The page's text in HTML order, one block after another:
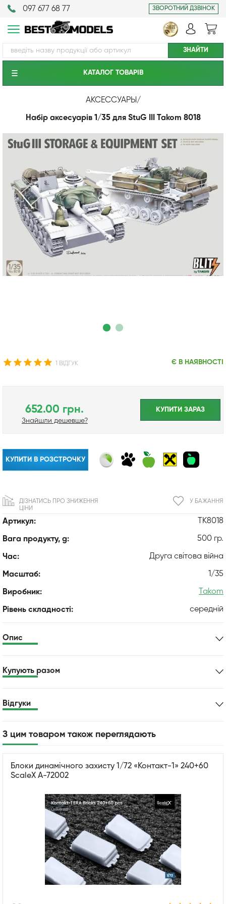
097 677 68 77 ЗВОРОТНИЙ ДЗВІНОК
КАТАЛОГ ТОВАРIВ
АКСЕССУАРЫ /
Набір аксесуарів 1/35 для StuG III Takom 8018
1 ВІДГУК Є В НАЯВНОСТІ
Артикул: TK8018
Вага продукту, g: 500 гр.
Час: Друга світова війна
Масштаб: 1/35
Виробник: Takom
Рівень складності: середній
652.00 грн.
Знайшли дешевше?
КУПИТИ ЗАРАЗ
КУПИТИ В РОЗСТРОЧКУ
У БАЖАННЯ
ДІЗНАТИСЬ ПРО ЗНИЖЕННЯ
ЦІНИ
Опис
Купують разом
Відгуки
З цим товаром також переглядають
Блоки динамічного захисту 1/72 «Контакт-1» 240+60
ScaleX A-72002